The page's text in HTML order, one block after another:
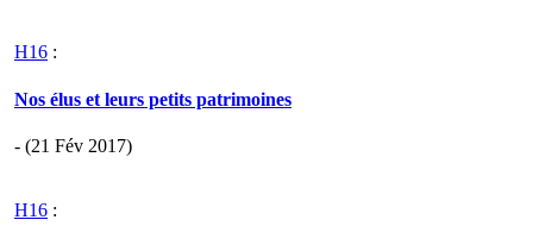
H16 :
Nos élus et leurs petits patrimoines
- (21 Fév 2017)
H16 :